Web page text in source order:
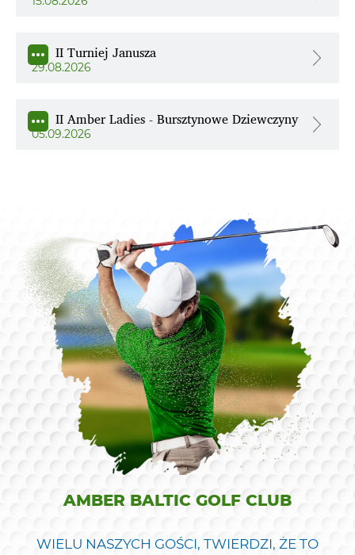
II Turniej Janusza
29.08.2026
II Amber Ladies - Bursztynowe Dziewczyny
05.09.2026
AMBER BALTIC GOLF CLUB
WIELU NASZYCH GOŚCI, TWIERDZI, ŻE TO